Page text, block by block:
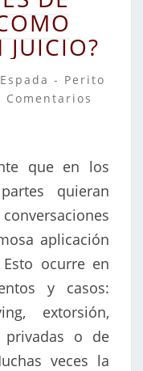
JUICIO?
- Perito
Comentarios
que en los
quieran
aplicación
ocurre en
y casos:
extorsión,
privadas o de
veces la